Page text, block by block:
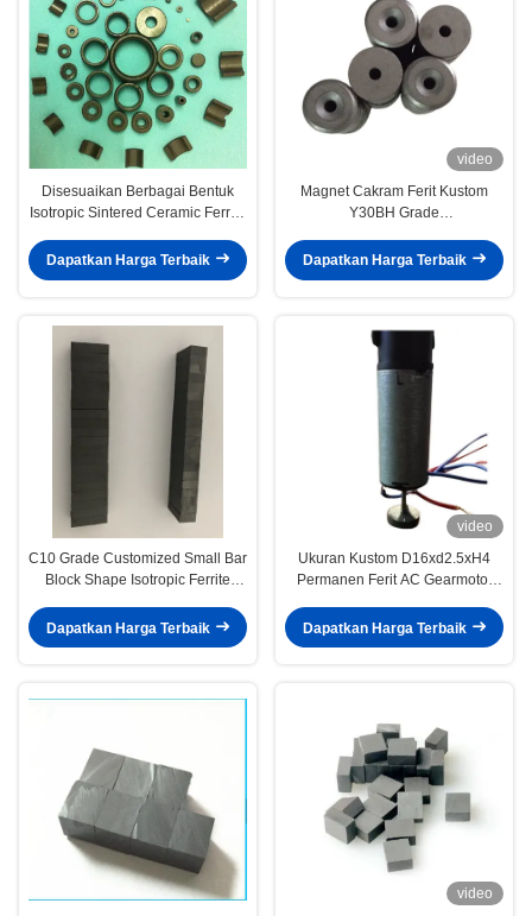
Disesuaikan Berbagai Bentuk
Isotropic Sintered Ceramic Ferrite
Dapatkan Harga Terbaik
video
Magnet Cakram Ferit Kustom
Y30BH Grade
Lubang Countersunk
Dapatkan Harga Terbaik
C10 Grade Customized Small Bar
Block Shape Isotropic Ferrite
Dapatkan Harga Terbaik
video
Ukuran Kustom D16xd2.5xH4
Permanen Ferit AC Gearmotor
Dapatkan Harga Terbaik
video